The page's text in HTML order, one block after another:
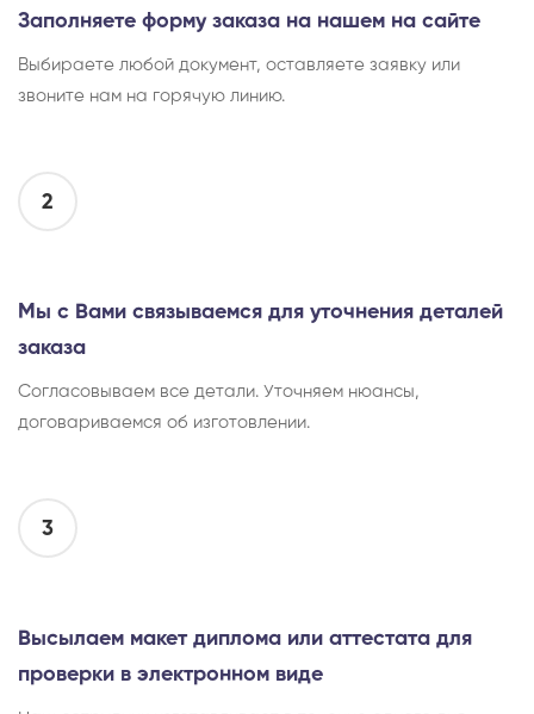
Заполняете форму заказа на нашем на сайте
Выбираете любой документ, оставляете заявку или
звоните нам на горячую линию.
2
Мы с Вами связываемся для уточнения деталей
заказа
Согласовываем все детали. Уточняем нюансы,
договариваемся об изготовлении.
3
Высылаем макет диплома или аттестата для
проверки в электронном виде